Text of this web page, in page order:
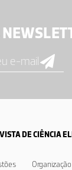
DE CIÊNCIA
Organização